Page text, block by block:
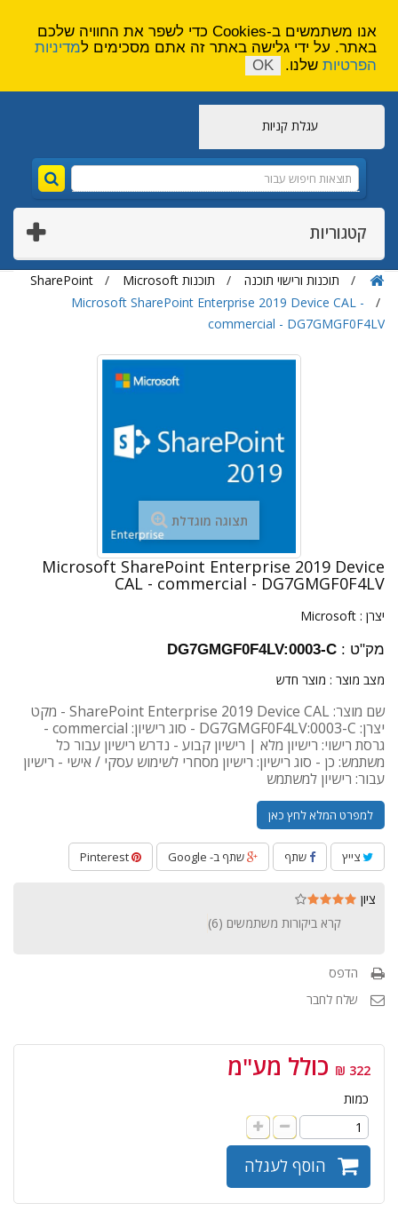
עגלת קניות
קטגוריות
תוכנות ורישוי תוכנה תוכנות Microsoft
SharePoint
Microsoft SharePoint Enterprise 2019 Device CAL -
commercial - DG7GMGF0F4LV
תצוגה מוגדלת
Microsoft SharePoint Enterprise 2019 Device
CAL - commercial - DG7GMGF0F4LV
יצרן : Microsoft
מק"ט : DG7GMGF0F4LV:0003-C
מצב מוצר : מוצר חדש
שם מוצר: SharePoint Enterprise 2019 Device CAL - מקט
יצרן: DG7GMGF0F4LV:0003-C - סוג רישיון: commercial -
גרסת רישוי: רישיון מלא | רישיון קבוע - נדרש רישיון עבור כל
משתמש: כן - סוג רישיון: רישיון מסחרי לשימוש עסקי / אישי - רישיון
עבור: רישיון למשתמש
למפרט המלא לחץ כאן
צייץ שתף שתף ב- Google
ציון
קרא ביקורות משתמשים (6
)
הדפס
שלח לחבר
322 ₪ כולל מע"מ
כמות
הוסף לעגלה
אנו משתמשים ב-Cookies כדי לשפר את החוויה שלכם
באתר. על ידי גלישה באתר זה אתם מסכימים למדיניות
הפרטיות שלנו. OK